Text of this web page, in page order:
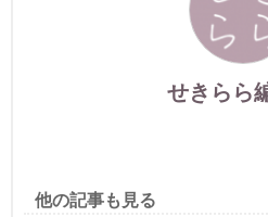
せきらら
他の記事も見る